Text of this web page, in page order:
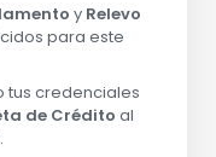
y Relevo
para este
tus credenciales
de Crédito al